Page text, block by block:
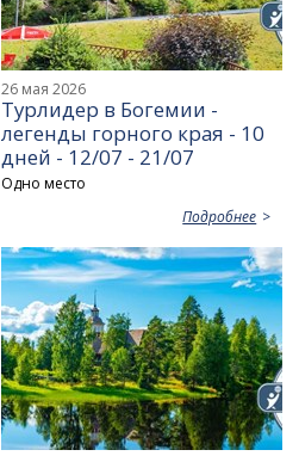
26 мая 2026
Турлидер в Богемии -
легенды горного края - 10
дней - 12/07 - 21/07
Одно место
Подробнее